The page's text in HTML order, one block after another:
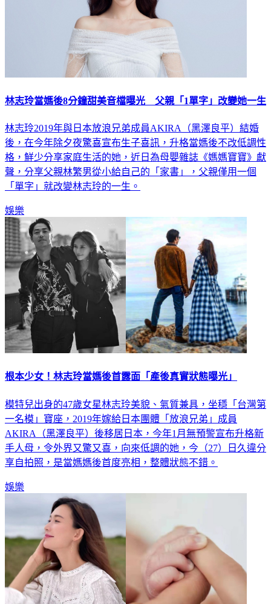
林志玲當媽後8分鐘甜美音檔曝光 父親「1單字」改變她一生
林志玲2019年與日本放浪兄弟成員AKIRA（黑澤良平）結婚
後，在今年除夕夜驚喜宣布生子喜訊，升格當媽後不改低調性
格，鮮少分享家庭生活的她，近日為母嬰雜誌《媽媽寶寶》獻
聲，分享父親林繁男從小給自己的「家書」，父親僅用一個
「單字」就改變林志玲的一生。
娛樂
根本少女！林志玲當媽後首露面「產後真實狀態曝光」
模特兒出身的47歲女星林志玲美貌、氣質兼具，坐穩「台灣第
一名模」寶座，2019年嫁給日本團體「放浪兄弟」成員
AKIRA（黑澤良平）後移居日本，今年1月無預警宣布升格新
手人母，令外界又驚又喜，向來低調的她，今（27）日久違分
享自拍照，是當媽媽後首度亮相，整體狀態不錯。
娛樂